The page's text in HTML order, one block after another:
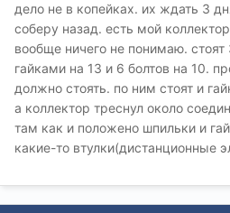
дело не в копейках. их ждать 3
соберу назад. есть мой
вообще ничего не понимаю.
гайками на 13 и 6 болтов на 10.
должно стоять. по ним стоят и
а коллектор треснул около
там как и положено шпильки и
какие-то втулки(дистанционные